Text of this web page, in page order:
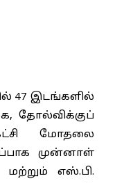
47 இடங்களில்
தோல்விக்குப்
மோதலை
முன்னாள்
எஸ்.பி.